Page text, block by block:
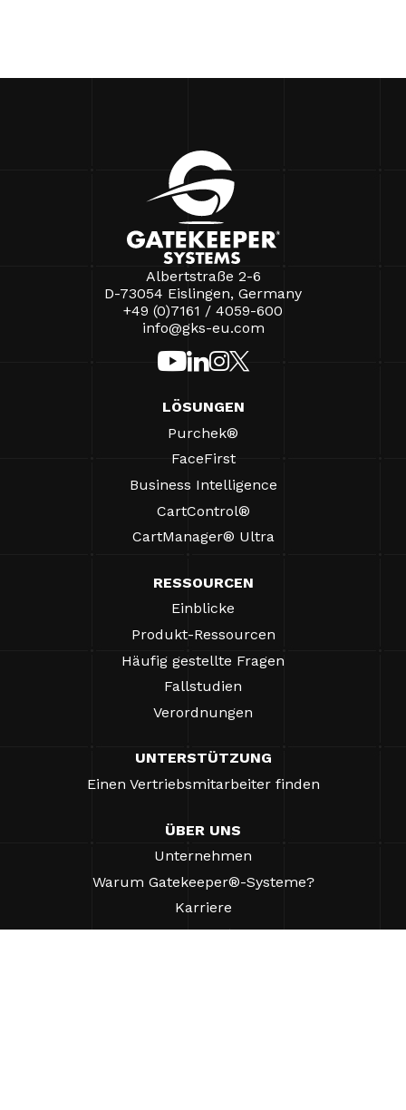
Albertstraße 2-6
D-73054 Eislingen, Germany
+49 (0)7161 / 4059-600
info@gks-eu.com
LÖSUNGEN
Purchek®
FaceFirst
Business Intelligence
CartControl®
CartManager® Ultra
RESSOURCEN
Einblicke
Produkt-Ressourcen
Häufig gestellte Fragen
Fallstudien
Verordnungen
UNTERSTÜTZUNG
Einen Vertriebsmitarbeiter finden
ÜBER UNS
Unternehmen
Warum Gatekeeper®-Systeme?
Karriere
Unsere Partner